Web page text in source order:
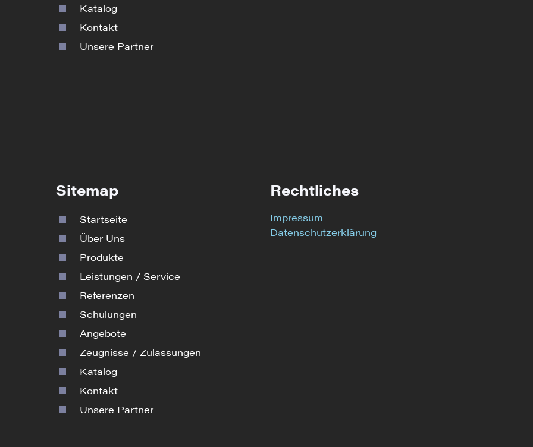
Katalog
Kontakt
Unsere Partner
Sitemap
Startseite
Über Uns
Produkte
Leistungen / Service
Referenzen
Schulungen
Angebote
Zeugnisse / Zulassungen
Katalog
Kontakt
Unsere Partner
Rechtliches
Impressum
Datenschutzerklärung